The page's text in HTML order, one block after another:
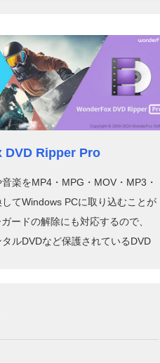
DVD Ripper Pro
楽をMP4・MPG・MOV・MP3・
してWindows PCに取り込むことが
ードの解除にも対応するので、
ルDVDなど保護されているDVD